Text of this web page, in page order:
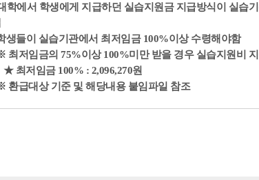
학에서 학생에게 지급하던 실습지원금 지급방식이 실습
생들이 실습기관에서 최저임금 100%이상 수령해야함
최저임금의 75%이상 100%미만 받을 경우 실습지원비
최저임금 100% : 2,096,270원
환급대상 기준 및 해당내용 붙임파일 참조